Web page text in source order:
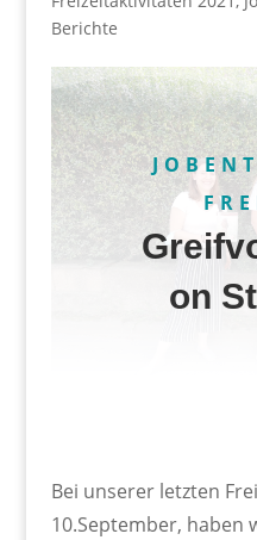
Berichte
on
Bei unserer letzten
10.September, haben